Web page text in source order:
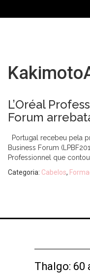
L’Oréal
Forum
Portugal recebeu pela
Business Forum
Professionnel que
Categoria: Cabelos,
Thalgo: 60